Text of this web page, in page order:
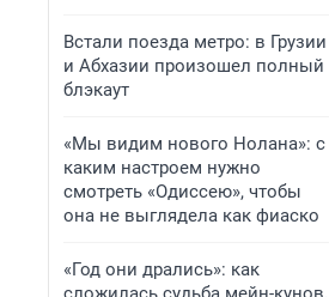
Встали поезда метро: в Грузии
и Абхазии произошел полный
блэкаут
«Мы видим нового Нолана»: с
каким настроем нужно
смотреть «Одиссею», чтобы
она не выглядела как фиаско
«Год они дрались»: как